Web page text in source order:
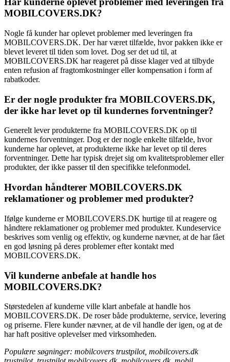
MOBILCOVERS.DK?
Nogle få kunder har oplevet problemer med leveringen fra
MOBILCOVERS.DK. Der har været tilfælde, hvor pakken ikke er
blevet leveret til tiden som lovet. Dog ser det ud til, at
MOBILCOVERS.DK har reageret på disse klager ved at tilbyde
enten refusion af fragtomkostninger eller kompensation i form af
rabatkoder.
Er der nogle produkter fra MOBILCOVERS.DK,
der ikke har levet op til kundernes forventninger?
Generelt lever produkterne fra MOBILCOVERS.DK op til
kundernes forventninger. Dog er der nogle enkelte tilfælde, hvor
kunderne har oplevet, at produkterne ikke har levet op til deres
forventninger. Dette har typisk drejet sig om kvalitetsproblemer eller
produkter, der ikke passer til den specifikke telefonmodel.
Hvordan håndterer MOBILCOVERS.DK
reklamationer og problemer med produkter?
Ifølge kunderne er MOBILCOVERS.DK hurtige til at reagere og
håndtere reklamationer og problemer med produkter. Kundeservice
beskrives som venlig og effektiv, og kunderne nævner, at de har fået
en god løsning på deres problemer efter kontakt med
MOBILCOVERS.DK.
Vil kunderne anbefale at handle hos
MOBILCOVERS.DK?
Størstedelen af kunderne ville klart anbefale at handle hos
MOBILCOVERS.DK. De roser både produkterne, service, levering
og priserne. Flere kunder nævner, at de vil handle der igen, og at de
har haft positive oplevelser med virksomheden.
Populære søgninger: mobilcovers trustpilot, mobilcovers.dk